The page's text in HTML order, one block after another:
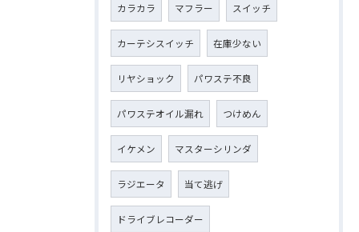
カラカラ マフラー スイッチ
カーテシスイッチ 在庫少ない
リヤショック パワステ不良
パワステオイル漏れ つけめん
イケメン マスターシリンダ
ラジエータ 当て逃げ
ドライブレコーダー